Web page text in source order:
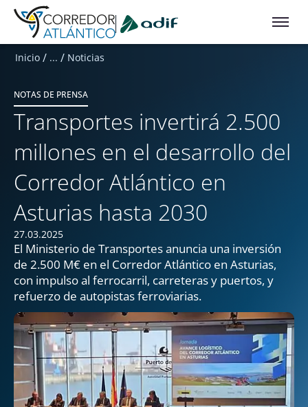
Ir a contenido principal
Inicio / ... / Noticias
NOTAS DE PRENSA
Transportes invertirá 2.500
millones en el desarrollo del
Corredor Atlántico en
Asturias hasta 2030
27.03.2025
El Ministerio de Transportes anuncia una inversión
de 2.500 M€ en el Corredor Atlántico en Asturias,
con impulso al ferrocarril, carreteras y puertos, y
refuerzo de autopistas ferroviarias.